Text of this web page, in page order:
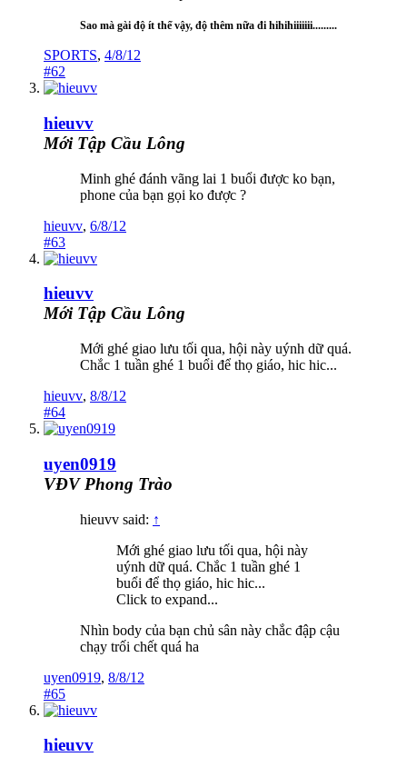
Sao mà gài độ ít thế vậy, độ thêm nữa đi hihihiiiiiii.........
SPORTS, 4/8/12
#62
hieuvv
Mới Tập Cầu Lông
Minh ghé đánh vãng lai 1 buổi được ko bạn,
phone của bạn gọi ko được ?
hieuvv, 6/8/12
#63
hieuvv
Mới Tập Cầu Lông
Mới ghé giao lưu tối qua, hội này uýnh dữ quá.
Chắc 1 tuần ghé 1 buổi để thọ giáo, hic hic...
hieuvv, 8/8/12
#64
uyen0919
VĐV Phong Trào
hieuvv said: ↑
Mới ghé giao lưu tối qua, hội này
uýnh dữ quá. Chắc 1 tuần ghé 1
buổi để thọ giáo, hic hic...
Click to expand...
Nhìn body của bạn chủ sân này chắc đập cậu
chạy trối chết quá ha
uyen0919, 8/8/12
#65
hieuvv